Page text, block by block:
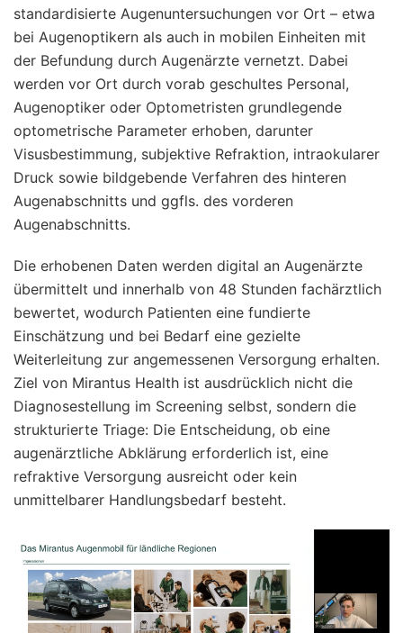
standardisierte Augenuntersuchungen vor Ort – etwa
bei Augenoptikern als auch in mobilen Einheiten mit
der Befundung durch Augenärzte vernetzt. Dabei
werden vor Ort durch vorab geschultes Personal,
Augenoptiker oder Optometristen grundlegende
optometrische Parameter erhoben, darunter
Visusbestimmung, subjektive Refraktion, intraokularer
Druck sowie bildgebende Verfahren des hinteren
Augenabschnitts und ggfls. des vorderen
Augenabschnitts.
Die erhobenen Daten werden digital an Augenärzte
übermittelt und innerhalb von 48 Stunden fachärztlich
bewertet, wodurch Patienten eine fundierte
Einschätzung und bei Bedarf eine gezielte
Weiterleitung zur angemessenen Versorgung erhalten.
Ziel von Mirantus Health ist ausdrücklich nicht die
Diagnosestellung im Screening selbst, sondern die
strukturierte Triage: Die Entscheidung, ob eine
augenärztliche Abklärung erforderlich ist, eine
refraktive Versorgung ausreicht oder kein
unmittelbarer Handlungsbedarf besteht.